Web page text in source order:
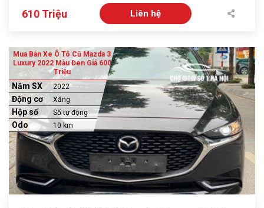
610 Triệu Liên hệ
Mua Bán Xe Ô Tô Cũ Mazda 3
Luxury 2022 Màu Đen Giá 600
Triệu
Năm SX 2022
Động cơ Xăng
Hộp số Số tự động
Odo 10 km